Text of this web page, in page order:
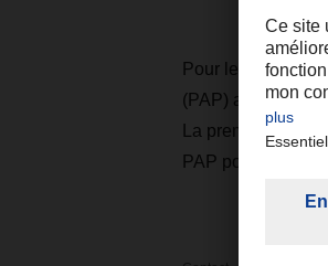
Pour le tronçon
(PAP) auprès de
La première
PAP pour le